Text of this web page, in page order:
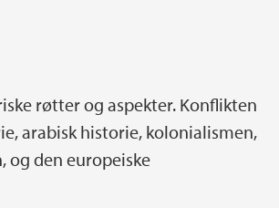
røtter og aspekter. Konflikten
arabisk historie, kolonialismen,
og den europeiske